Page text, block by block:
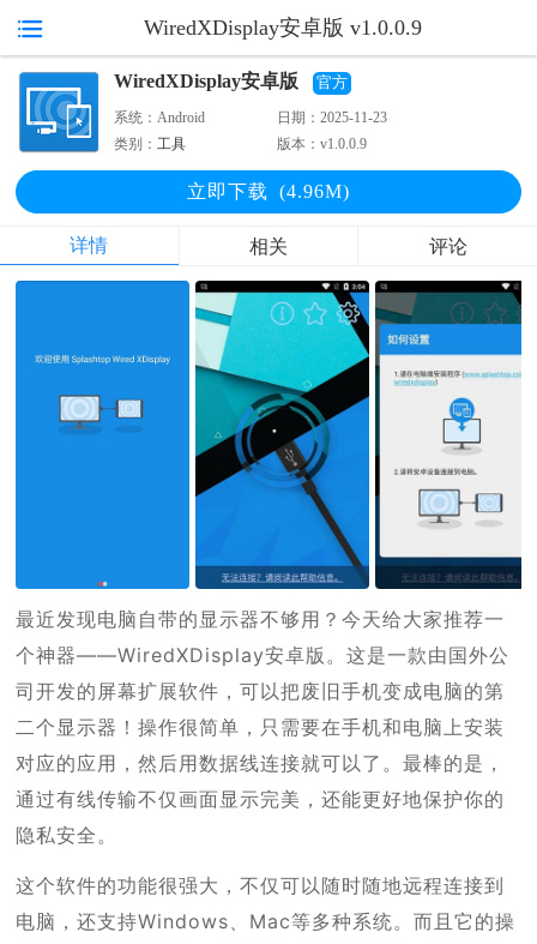
WiredXDisplay安卓版 v1.0.0.9
WiredXDisplay安卓版 官方
系统：Android 日期：2025-11-23
类别：工具 版本：v1.0.0.9
立即下载 (4.96M)
详情 相关 评论
最近发现电脑自带的显示器不够用？今天给大家推荐一
个神器——WiredXDisplay安卓版。这是一款由国外公
司开发的屏幕扩展软件，可以把废旧手机变成电脑的第
二个显示器！操作很简单，只需要在手机和电脑上安装
对应的应用，然后用数据线连接就可以了。最棒的是，
通过有线传输不仅画面显示完美，还能更好地保护你的
隐私安全。
这个软件的功能很强大，不仅可以随时随地远程连接到
电脑，还支持Windows、Mac等多种系统。而且它的操